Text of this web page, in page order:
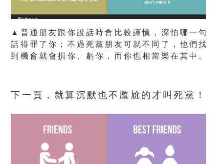
▲普通朋友跟你說話時會比較謹慎，深怕哪一句
話得罪了你；不過死黨朋友可就不同了，他們找
到機會就會損你、虧你，而你也相當樂在其中。
下一頁，就算沉默也不尷尬的才叫死黨！